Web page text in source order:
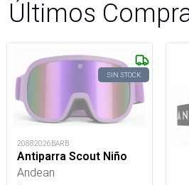
Últimos
SIN STOCK
20882026BARB
Antiparra Scout Niño
Andean